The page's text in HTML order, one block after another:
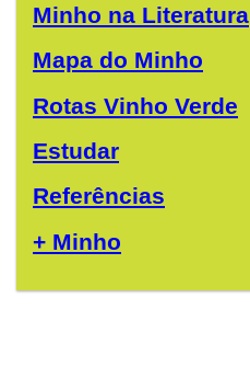
Minho na Literatura
Mapa do Minho
Rotas Vinho Verde
Estudar
Referências
+ Minho